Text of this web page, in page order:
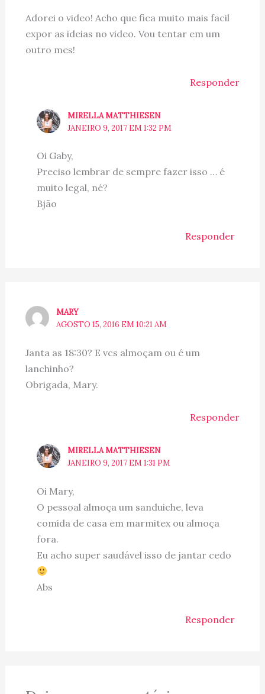
Adorei o video! Acho que fica muito mais facil
expor as ideias no video. Vou tentar em um
outro mes!
Responder
MIRELLA MATTHIESEN
JANEIRO 9, 2017 EM 1:32 PM
Oi Gaby,
Preciso lembrar de sempre fazer isso … é
muito legal, né?
Bjão
Responder
MARY
AGOSTO 15, 2016 EM 10:21 AM
Janta as 18:30? E vcs almoçam ou é um
lanchinho?
Obrigada, Mary.
Responder
MIRELLA MATTHIESEN
JANEIRO 9, 2017 EM 1:31 PM
Oi Mary,
O pessoal almoça um sanduiche, leva
comida de casa em marmitex ou almoça
fora.
Eu acho super saudável isso de jantar cedo
Abs
Responder